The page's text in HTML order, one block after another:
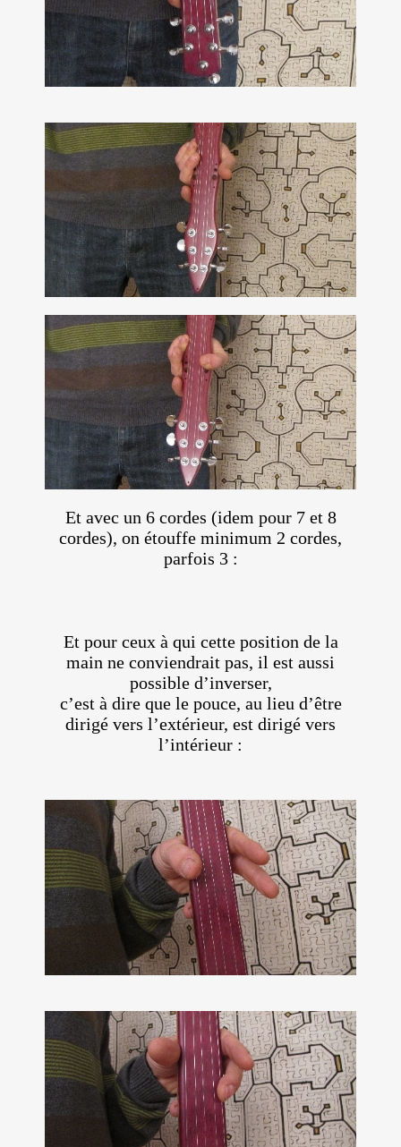
Et avec un 6 cordes (idem pour 7 et 8
cordes), on étouffe minimum 2 cordes,
parfois 3 :
Et pour ceux à qui cette position de la
main ne conviendrait pas, il est aussi
possible d’inverser,
c’est à dire que le pouce, au lieu d’être
dirigé vers l’extérieur, est dirigé vers
l’intérieur :